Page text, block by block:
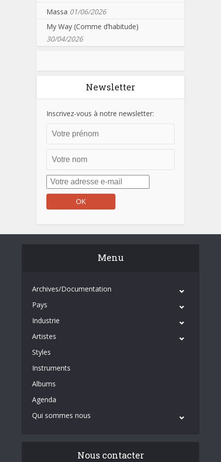
Massa 01/06/2026
My Way (Comme d’habitude)
30/04/2026
Newsletter
Inscrivez-vous à notre newsletter:
Menu
Archives/Documentation
Pays
Industrie
Artistes
Styles
Instruments
Albums
Agenda
Qui sommes nous
Nous contacter